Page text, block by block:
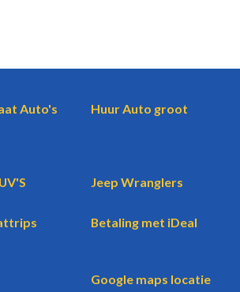
Auto's Huur Auto groot
Jeep Wranglers
Betaling met iDeal
Google maps locatie